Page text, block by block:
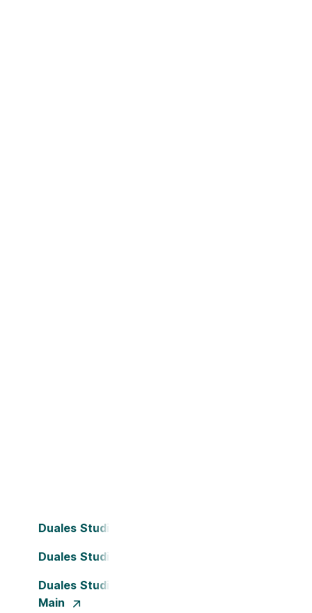
Duales Studium Bielefeld
Duales Studium Dortmund
Duales Studium Frankfurt am
Main